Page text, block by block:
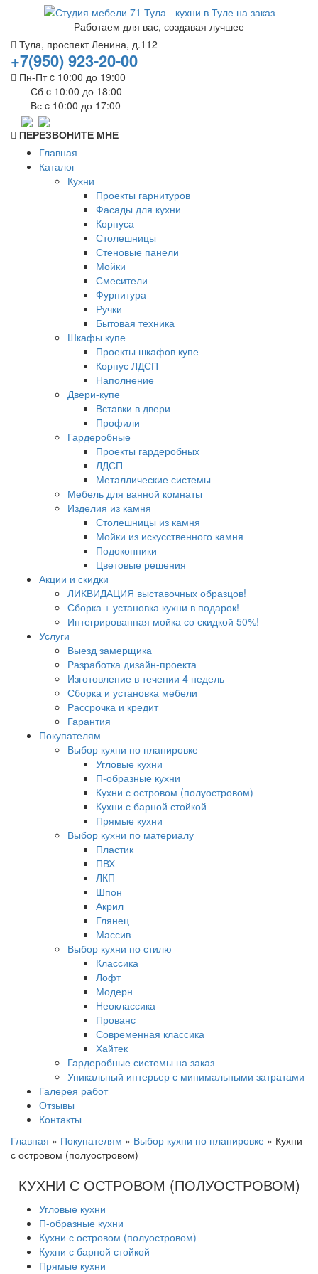
Работаем для вас, создавая лучшее
Тула, проспект Ленина, д.112
+7(950) 923-20-00
Пн-Пт c 10:00 до 19:00
Сб c 10:00 до 18:00
Вс c 10:00 до 17:00
ПЕРЕЗВОНИТЕ МНЕ
Главная
Каталог
Кухни
Проекты гарнитуров
Фасады для кухни
Корпуса
Столешницы
Стеновые панели
Мойки
Смесители
Фурнитура
Ручки
Бытовая техника
Шкафы купе
Проекты шкафов купе
Корпус ЛДСП
Наполнение
Двери-купе
Вставки в двери
Профили
Гардеробные
Проекты гардеробных
ЛДСП
Металлические системы
Мебель для ванной комнаты
Изделия из камня
Столешницы из камня
Мойки из искусственного камня
Подоконники
Цветовые решения
Акции и скидки
ЛИКВИДАЦИЯ выставочных образцов!
Сборка + установка кухни в подарок!
Интегрированная мойка со скидкой 50%!
Услуги
Выезд замерщика
Разработка дизайн-проекта
Изготовление в течении 4 недель
Сборка и установка мебели
Рассрочка и кредит
Гарантия
Покупателям
Выбор кухни по планировке
Угловые кухни
П-образные кухни
Кухни с островом (полуостровом)
Кухни с барной стойкой
Прямые кухни
Выбор кухни по материалу
Пластик
ПВХ
ЛКП
Шпон
Акрил
Глянец
Массив
Выбор кухни по стилю
Классика
Лофт
Модерн
Неоклассика
Прованс
Современная классика
Хайтек
Гардеробные системы на заказ
Уникальный интерьер с минимальными затратами
Галерея работ
Отзывы
Контакты
Главная » Покупателям » Выбор кухни по планировке » Кухни
с островом (полуостровом)
КУХНИ С ОСТРОВОМ (ПОЛУОСТРОВОМ)
Угловые кухни
П-образные кухни
Кухни с островом (полуостровом)
Кухни с барной стойкой
Прямые кухни